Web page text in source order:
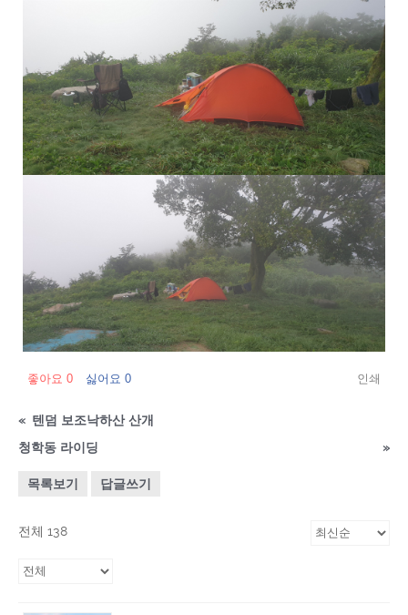
좋아요 0 싫어요 0 인쇄
« 텐덤 보조낙하산 산개
청학동 라이딩
»
목록보기 답글쓰기
전체 138